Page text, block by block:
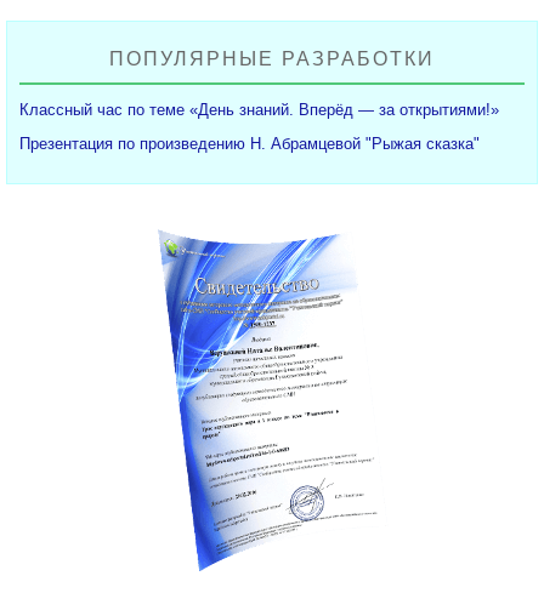
ПОПУЛЯРНЫЕ РАЗРАБОТКИ
Классный час по теме «День знаний. Вперёд — за открытиями!»
Презентация по произведению Н. Абрамцевой "Рыжая сказка"